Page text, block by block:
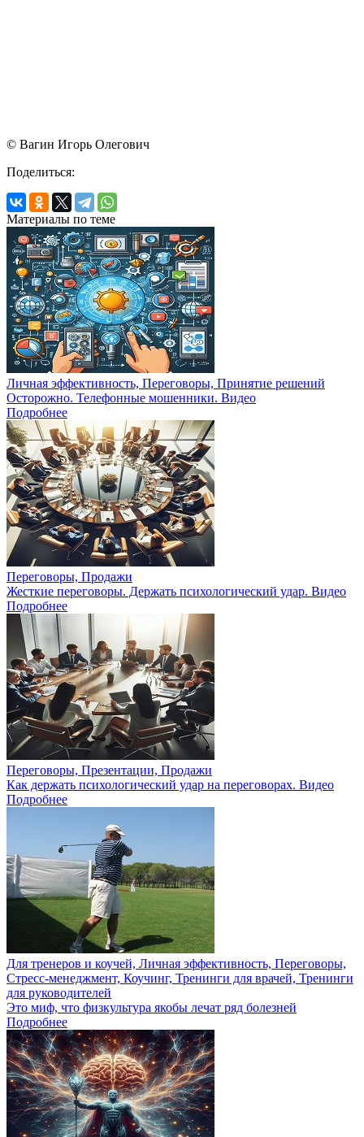
© Вагин Игорь Олегович
Поделиться:
Материалы по теме
Личная эффективность, Переговоры, Принятие решений
Осторожно. Телефонные мошенники. Видео
Подробнее
Переговоры, Продажи
Жесткие переговоры. Держать психологический удар. Видео
Подробнее
Переговоры, Презентации, Продажи
Как держать психологический удар на переговорах. Видео
Подробнее
Для тренеров и коучей, Личная эффективность, Переговоры,
Стресс-менеджмент, Коучинг, Тренинги для врачей, Тренинги
для руководителей
Это миф, что физкультура якобы лечат ряд болезней
Подробнее